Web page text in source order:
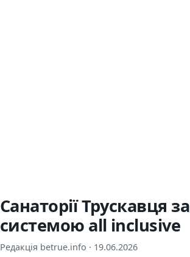
Санаторії Трускавця за
системою all inclusive
Редакція betrue.info · 19.06.2026